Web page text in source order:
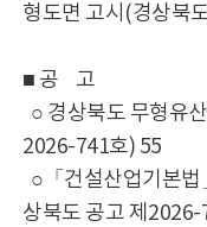
형도면 고시(경상북
■ 공 고
○ 경상북도 무형유
2026-741호) 55
○「건설산업기본법
상북도 공고 제2026-